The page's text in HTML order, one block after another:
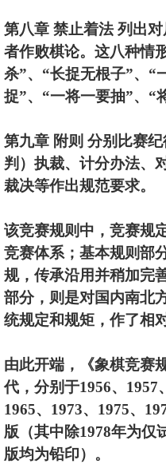
第八章 禁止着法 列出
者作败棋论。这八种情
杀”、“长捉无根子”、“
捉”、“一将一要抽”、“
第九章 附则 分别比赛
判）执裁、计分办法、
裁决等作出规范要求。
该竞赛规则中，竞赛规
竞赛体系；基本规则部
规，传承沿用并稍加完
部分，则是对国内南北
统规定和规矩，作了相
由此开端，《象棋竞赛
代，分别于1956、1957
1965、1973、1975、
版（其中除1978年为仅
版均为铅印）。